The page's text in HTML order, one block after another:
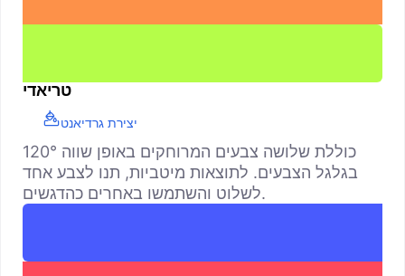
טריאדי
יצירת גרדיאנט
כוללת שלושה צבעים המרוחקים באופן שווה 120°
בגלגל הצבעים. לתוצאות מיטביות, תנו לצבע אחד
לשלוט והשתמשו באחרים כהדגשים.